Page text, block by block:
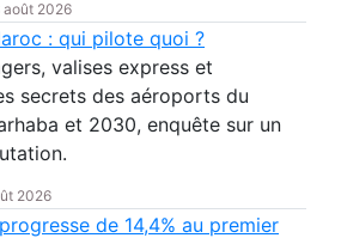
août 2026
: qui pilote quoi ?
valises express et
secrets des aéroports du
et 2030, enquête sur un
2026
de 14,4% au premier